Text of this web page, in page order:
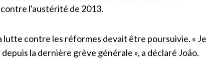
l'austérité de 2013.
contre les réformes devait être poursuivie. « Je
la dernière grève générale », a déclaré João.